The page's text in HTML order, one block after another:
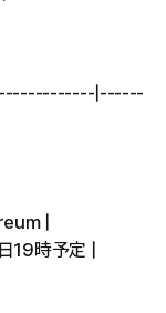
|------
|
19時予定 |